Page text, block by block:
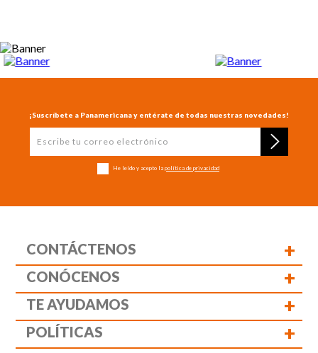
¡Suscríbete a Panamericana y entérate de todas nuestras novedades!
He leído y acepto la política de privacidad
CONTÁCTENOS +
CONÓCENOS +
TE AYUDAMOS +
POLÍTICAS +